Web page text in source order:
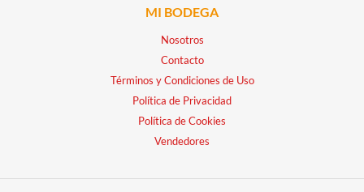
MI BODEGA
Nosotros
Contacto
Términos y Condiciones de Uso
Política de Privacidad
Política de Cookies
Vendedores